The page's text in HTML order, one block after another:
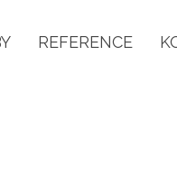
REFERENCE